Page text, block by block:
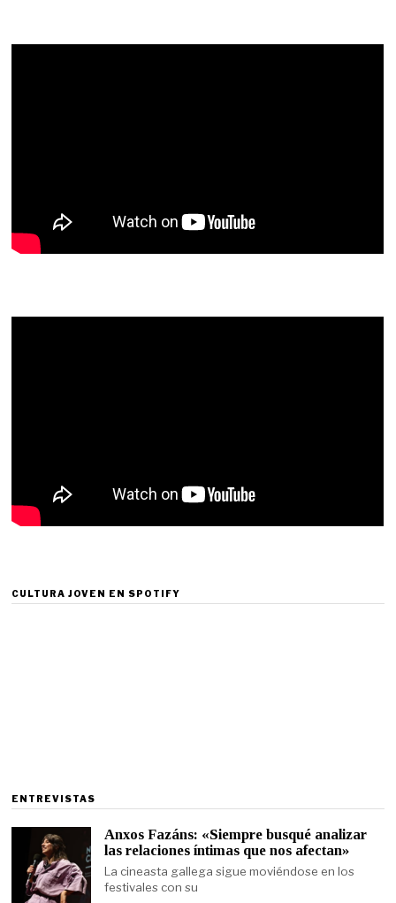
CULTURA JOVEN EN SPOTIFY
ENTREVISTAS
Anxos Fazáns: «Siempre busqué analizar
las relaciones íntimas que nos afectan»
La cineasta gallega sigue moviéndose en los
festivales con su